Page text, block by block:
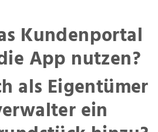
Kundenportal
App nutzen?
als Eigentümer
ein